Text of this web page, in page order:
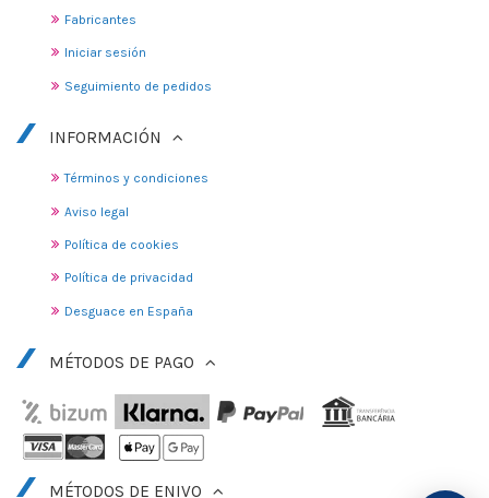
Fabricantes
Iniciar sesión
Seguimiento de pedidos
INFORMACIÓN
Términos y condiciones
Aviso legal
Política de cookies
Política de privacidad
Desguace en España
MÉTODOS DE PAGO
MÉTODOS DE ENIVO